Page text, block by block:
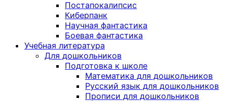
Постапокалипсис
Киберпанк
Научная фантастика
Боевая фантастика
Учебная литература
Для дошкольников
Подготовка к школе
Математика для дошкольников
Русский язык для дошкольников
Прописи для дошкольников